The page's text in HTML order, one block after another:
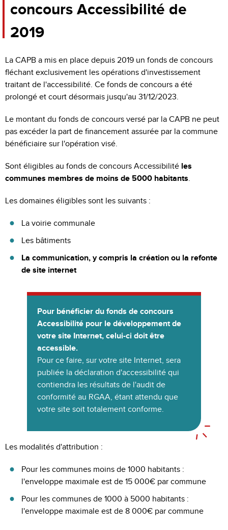
concours Accessibilité de
2019
La CAPB a mis en place depuis 2019 un fonds de concours
fléchant exclusivement les opérations d'investissement
traitant de l'accessibilité. Ce fonds de concours a été
prolongé et court désormais jusqu'au 31/12/2023.
Le montant du fonds de concours versé par la CAPB ne peut
pas excéder la part de financement assurée par la commune
bénéficiaire sur l'opération visé.
Sont éligibles au fonds de concours Accessibilité les
communes membres de moins de 5000 habitants.
Les domaines éligibles sont les suivants :
La voirie communale
Les bâtiments
La communication, y compris la création ou la refonte
de site internet
Pour bénéficier du fonds de concours
Accessibilité pour le développement de
votre site Internet, celui-ci doit être
accessible.
Pour ce faire, sur votre site Internet, sera
publiée la déclaration d'accessibilité qui
contiendra les résultats de l'audit de
conformité au RGAA, étant attendu que
votre site soit totalement conforme.
Les modalités d'attribution :
Pour les communes moins de 1000 habitants :
l'enveloppe maximale est de 15 000€ par commune
Pour les communes de 1000 à 5000 habitants :
l'enveloppe maximale est de 8 000€ par commune